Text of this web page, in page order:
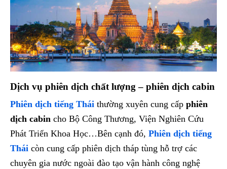
Dịch vụ phiên dịch chất lượng – phiên dịch cabin
Phiên dịch tiếng Thái thường xuyên cung cấp phiên
dịch cabin cho Bộ Công Thương, Viện Nghiên Cứu
Phát Triển Khoa Học…Bên cạnh đó, Phiên dịch tiếng
Thái còn cung cấp phiên dịch tháp tùng hỗ trợ các
chuyên gia nước ngoài đào tạo vận hành công nghệ